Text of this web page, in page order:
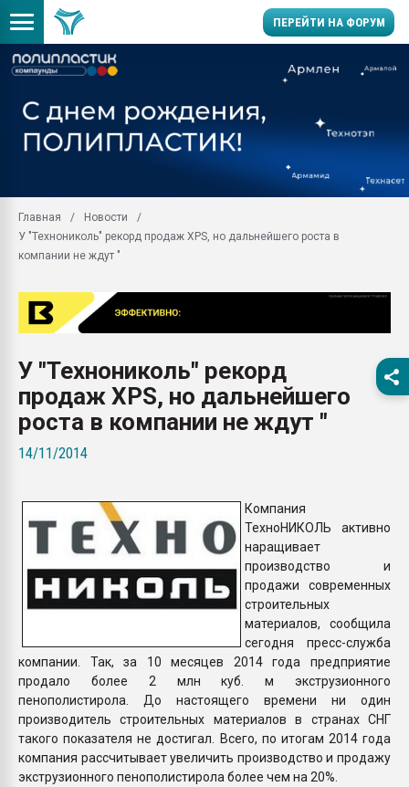
ПЕРЕЙТИ НА ФОРУМ
заводу пластмасс"
первый план в
28.07.2026
ситуацией на
Всё, что касается
Главная
Новости
У "Технониколь" рекорд продаж XPS, но дальнейшего роста в
компании не ждут "
У "Технониколь" рекорд
продаж XPS, но дальнейшего
роста в компании не ждут "
14/11/2014
Компания
ТехноНИКОЛЬ активно
наращивает
производство и
продажи современных
строительных
материалов, сообщила
сегодня пресс-служба
компании. Так, за 10 месяцев 2014 года предприятие
продало более 2 млн куб. м экструзионного
пенополистирола. До настоящего времени ни один
производитель строительных материалов в странах СНГ
такого показателя не достигал. Всего, по итогам 2014 года
компания рассчитывает увеличить производство и продажу
экструзионного пенополистирола более чем на 20%.